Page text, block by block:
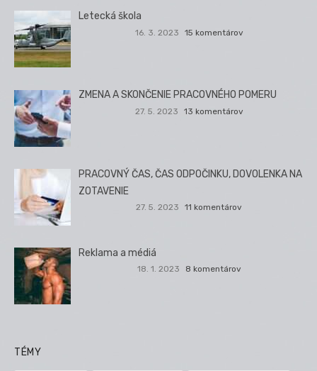
Letecká škola
16. 3. 2023 15 komentárov
ZMENA A SKONČENIE PRACOVNÉHO POMERU
27. 5. 2023 13 komentárov
PRACOVNÝ ČAS, ČAS ODPOČINKU, DOVOLENKA NA
ZOTAVENIE
27. 5. 2023 11 komentárov
Reklama a médiá
18. 1. 2023 8 komentárov
TÉMY